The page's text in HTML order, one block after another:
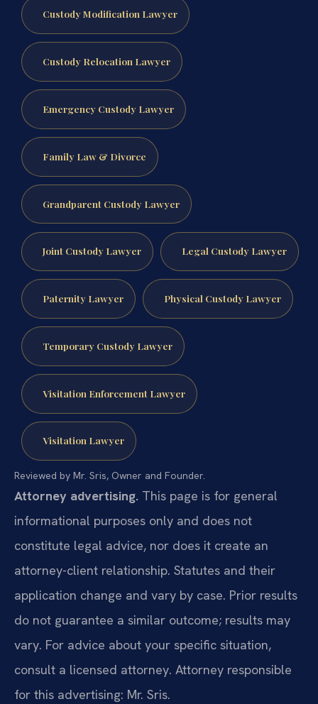
Custody Modification Lawyer
Custody Relocation Lawyer
Emergency Custody Lawyer
Family Law & Divorce
Grandparent Custody Lawyer
Joint Custody Lawyer Legal Custody Lawyer
Paternity Lawyer Physical Custody Lawyer
Temporary Custody Lawyer
Visitation Enforcement Lawyer
Visitation Lawyer
Reviewed by Mr. Sris, Owner and Founder.
Attorney advertising. This page is for general
informational purposes only and does not
constitute legal advice, nor does it create an
attorney-client relationship. Statutes and their
application change and vary by case. Prior results
do not guarantee a similar outcome; results may
vary. For advice about your specific situation,
consult a licensed attorney. Attorney responsible
for this advertising: Mr. Sris.